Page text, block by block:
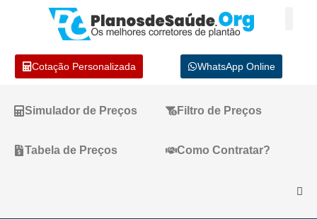
Cotação Personalizada WhatsApp Online
Simulador de Preços Filtro de Preços
Tabela de Preços Como Contratar?